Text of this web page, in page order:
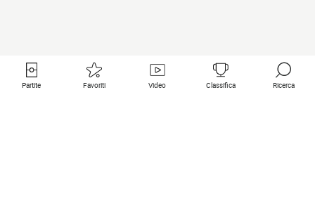
Partite Favoriti Video Classifica Ricerca